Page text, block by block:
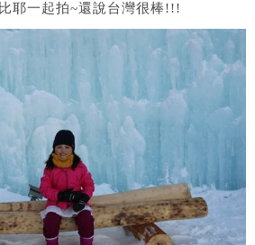
耶一起拍~還說台灣很棒!!!